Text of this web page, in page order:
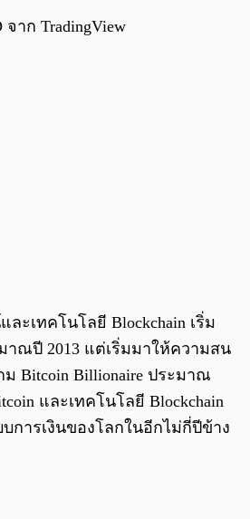
าก TradingView
ะเทคโนโลยี Blockchain เริ่ม
าณปี 2013 แต่เริ่มมาให้ความสน
ม Bitcoin Billionaire ประมาณ
และเทคโนโลยี Blockchain
การเงินของโลกในอีกไม่กี่ปีข้าง